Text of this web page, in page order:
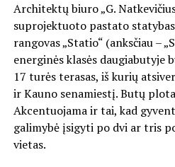
Architektų biuro „G.
suprojektuoto pastato
rangovas „Statio“ (anksčiau –
energinės klasės daugiabutyje
17 turės terasas, iš kurių
ir Kauno senamiestį. Butų
Akcentuojama ir tai, kad
galimybė įsigyti po dvi ar tris
vietas.